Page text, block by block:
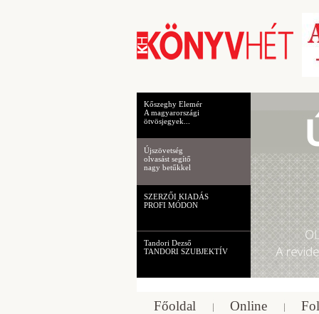
Kőszeghy Elemér
A magyarországi
ötvösjegyek...
Újszövetség
olvasást segítő
nagy betűkkel
SZERZŐI KIADÁS
PROFI MÓDON
Tandori Dezső
TANDORI SZUBJEKTÍV
Főoldal Online